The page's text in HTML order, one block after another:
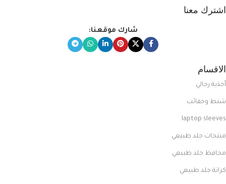
اشترك معنا
شارك موقعنا:
الاقسام
أحذية رجالي
شنط وحقائب
laptop sleeves
منتجات جلد طبيعي
محافظ جلد طبيعي
كراتة جلد طبيعي